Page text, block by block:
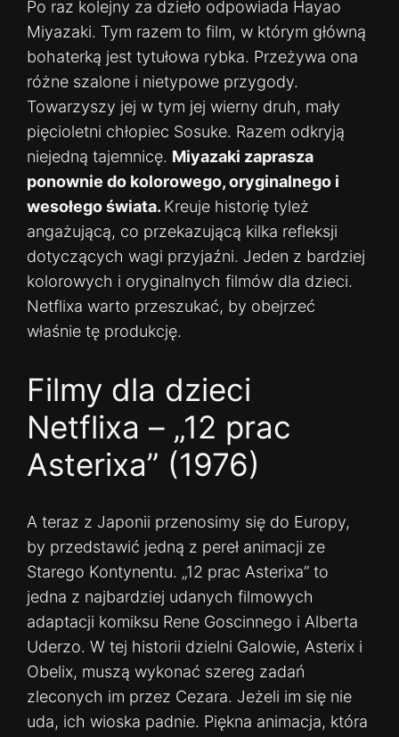
Po raz kolejny za dzieło odpowiada Hayao
Miyazaki. Tym razem to film, w którym główną
bohaterką jest tytułowa rybka. Przeżywa ona
różne szalone i nietypowe przygody.
Towarzyszy jej w tym jej wierny druh, mały
pięcioletni chłopiec Sosuke. Razem odkryją
niejedną tajemnicę. Miyazaki zaprasza
ponownie do kolorowego, oryginalnego i
wesołego świata. Kreuje historię tyleż
angażującą, co przekazującą kilka refleksji
dotyczących wagi przyjaźni. Jeden z bardziej
kolorowych i oryginalnych filmów dla dzieci.
Netflixa warto przeszukać, by obejrzeć
właśnie tę produkcję.
Filmy dla dzieci
Netflixa – „12 prac
Asterixa” (1976)
A teraz z Japonii przenosimy się do Europy,
by przedstawić jedną z pereł animacji ze
Starego Kontynentu. „12 prac Asterixa” to
jedna z najbardziej udanych filmowych
adaptacji komiksu Rene Goscinnego i Alberta
Uderzo. W tej historii dzielni Galowie, Asterix i
Obelix, muszą wykonać szereg zadań
zleconych im przez Cezara. Jeżeli im się nie
uda, ich wioska padnie. Piękna animacja, która